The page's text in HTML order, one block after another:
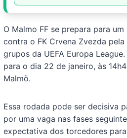
O Malmo FF se prepara para
contra o FK Crvena Zvezda
grupos da UEFA Europa
para o dia 22 de janeiro, às
Malmö.
Essa rodada pode ser decisiva
por uma vaga nas fases
expectativa dos torcedores